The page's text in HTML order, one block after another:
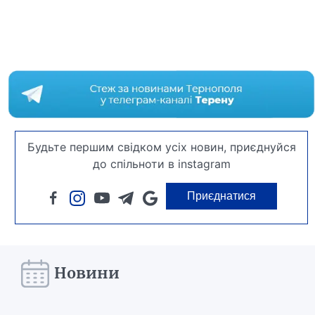
Будьте першим свідком усіх новин, приєднуйся
до спільноти в instagram
Приєднатися
Новини